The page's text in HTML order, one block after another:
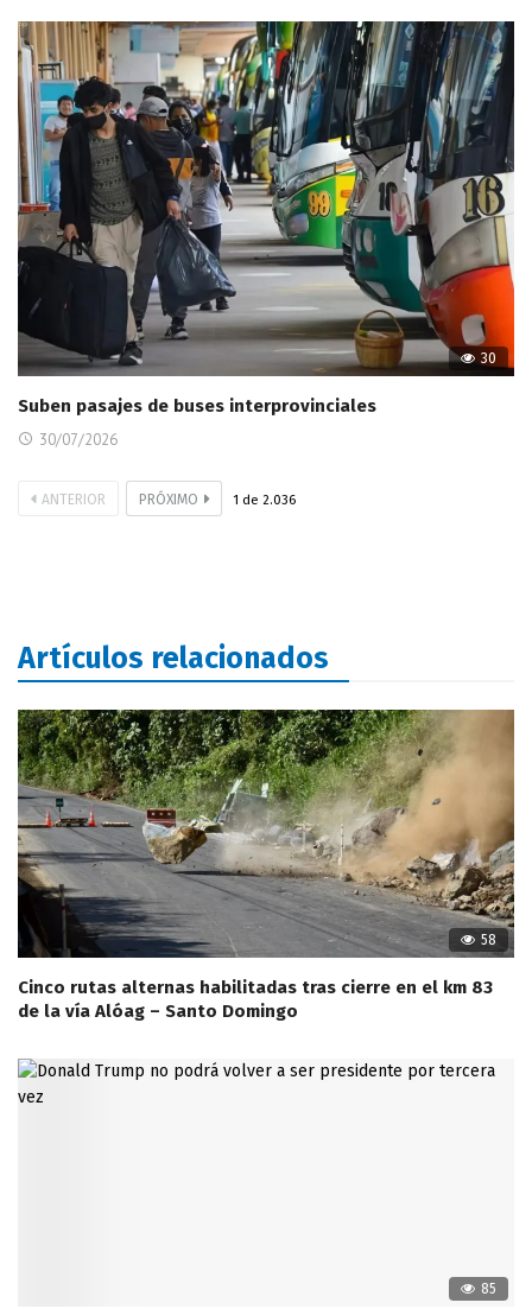
30
Suben pasajes de buses interprovinciales
30/07/2026
ANTERIOR PRÓXIMO 1 de 2.036
Artículos relacionados
58
Cinco rutas alternas habilitadas tras cierre en el km 83
de la vía Alóag – Santo Domingo
85